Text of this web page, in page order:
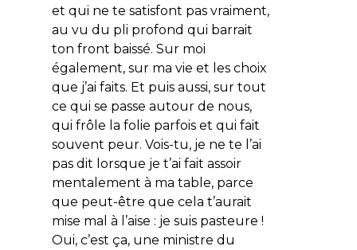
et qui ne te satisfont pas vraiment,
au vu du pli profond qui barrait
ton front baissé. Sur moi
également, sur ma vie et les choix
que j’ai faits. Et puis aussi, sur tout
ce qui se passe autour de nous,
qui frôle la folie parfois et qui fait
souvent peur. Vois-tu, je ne te l’ai
pas dit lorsque je t’ai fait assoir
mentalement à ma table, parce
que peut-être que cela t’aurait
mise mal à l’aise : je suis pasteure !
Oui, c’est ça, une ministre du